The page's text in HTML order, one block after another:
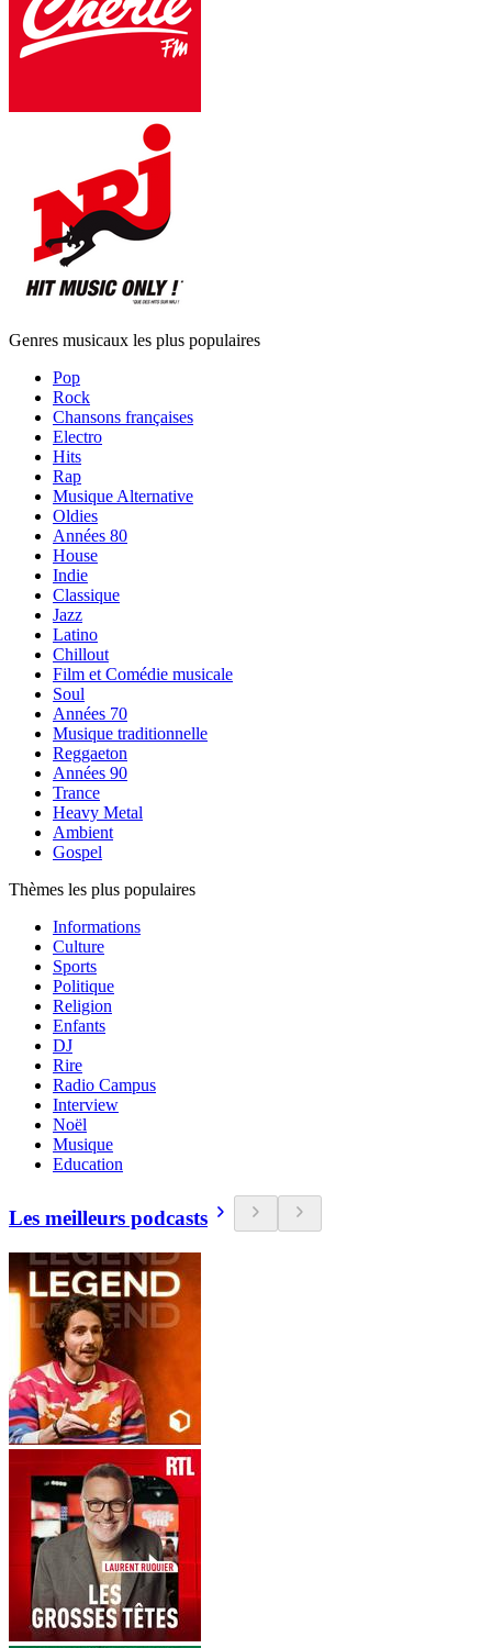
Genres musicaux les plus populaires
Pop
Rock
Chansons françaises
Electro
Hits
Rap
Musique Alternative
Oldies
Années 80
House
Indie
Classique
Jazz
Latino
Chillout
Film et Comédie musicale
Soul
Années 70
Musique traditionnelle
Reggaeton
Années 90
Trance
Heavy Metal
Ambient
Gospel
Thèmes les plus populaires
Informations
Culture
Sports
Politique
Religion
Enfants
DJ
Rire
Radio Campus
Interview
Noël
Musique
Education
Les meilleurs podcasts